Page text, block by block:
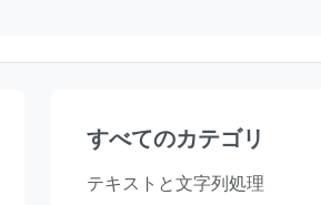
すべてのカテゴリ
テキストと文字列処理